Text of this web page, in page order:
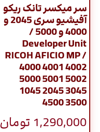
سر میکسر تانک ریکو
آفیشیو سری 2045 و
4000 و 5000 /
Developer Unit
RICOH AFICIO MP /
4000 4001 4002
5000 5001 5002
1045 2045 3045
4500 3500
1,290,000 تومان